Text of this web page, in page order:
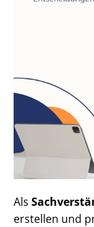
Als
erstellen und